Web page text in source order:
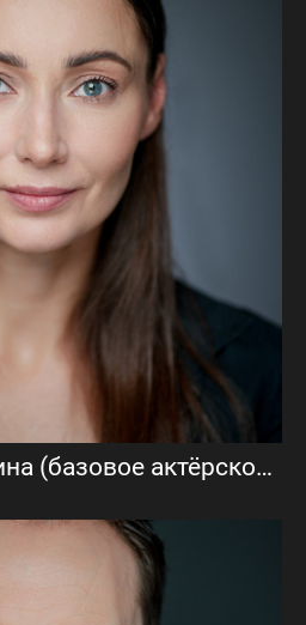
Наталья Дружинина (базовое актёрское портфолио)